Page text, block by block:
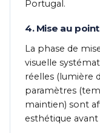
Portugal.
4. Mise au
La phase de
visuelle
réelles (lumière
paramètres
maintien) sont
esthétique